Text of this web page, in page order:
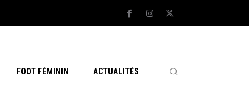
FOOT FÉMININ ACTUALITÉS